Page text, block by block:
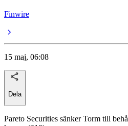
Finwire
15 maj, 06:08
Dela
Pareto Securities sänker Torm till